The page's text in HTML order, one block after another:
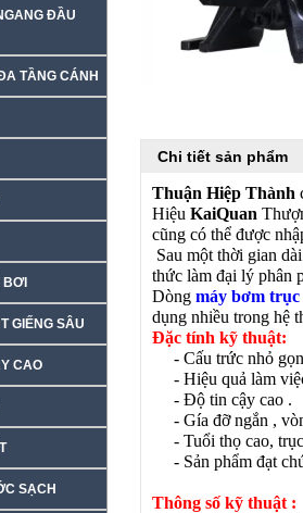
ĐẦU
TẦNG CÁNH
GIẾNG SÂU
CAO
SẠCH
Chi tiết sản phẩm
Thuận Hiệp Thành
Hiệu KaiQuan
cũng có thể được
Sau một thời gian
thức làm đại lý phân
Dòng máy bơm
dụng nhiều trong hệ
Đặc tính kỹ thuật:
- Cấu trức nhỏ gọn
- Hiệu quả làm
- Độ tin cậy cao .
- Gía đỡ ngắn ,
- Tuổi thọ cao, trục
- Sản phẩm đạt
Thông số kỹ thuật :